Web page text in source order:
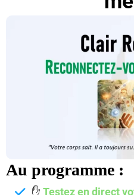
Au programme :
✋ Testez en direct